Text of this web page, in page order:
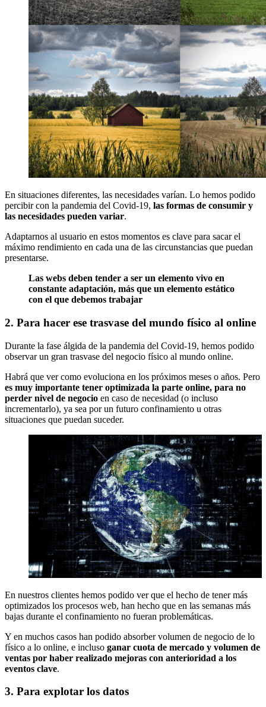
En situaciones diferentes, las necesidades varían. Lo hemos podido
percibir con la pandemia del Covid-19, las formas de consumir y
las necesidades pueden variar.
Adaptarnos al usuario en estos momentos es clave para sacar el
máximo rendimiento en cada una de las circunstancias que puedan
presentarse.
Las webs deben tender a ser un elemento vivo en
constante adaptación, más que un elemento estático
con el que debemos trabajar
2. Para hacer ese trasvase del mundo físico al online
Durante la fase álgida de la pandemia del Covid-19, hemos podido
observar un gran trasvase del negocio físico al mundo online.
Habrá que ver como evoluciona en los próximos meses o años. Pero
es muy importante tener optimizada la parte online, para no
perder nivel de negocio en caso de necesidad (o incluso
incrementarlo), ya sea por un futuro confinamiento u otras
situaciones que puedan suceder.
En nuestros clientes hemos podido ver que el hecho de tener más
optimizados los procesos web, han hecho que en las semanas más
bajas durante el confinamiento no fueran problemáticas.
Y en muchos casos han podido absorber volumen de negocio de lo
físico a lo online, e incluso ganar cuota de mercado y volumen de
ventas por haber realizado mejoras con anterioridad a los
eventos clave.
3. Para explotar los datos